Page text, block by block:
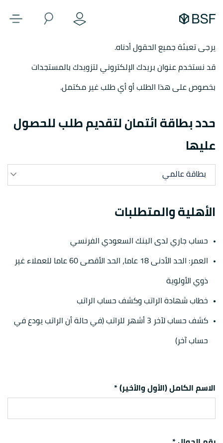
يرجى تعبئة جميع الحقول أدناه.
قد نستخدم عنوان بريدك الإلكتروني لتزويدك بالمستجدات
بخصوص على هذا الطلب أو أي طلب غير مكتمل.
حدد بطاقة ائتمان لتقديم طلب للحصول
عليها
بطاقة عالمي
الأهلية والمتطلبات
حساب جاري لدى البنك السعودي الفرنسي
العمر: الحد الأدنى 18 عاما، الحد الأقصى 60 عاما للعملاء غير
ذوي الأولوية
خطاب شهادة الراتب وكشف حساب الراتب
كشف حساب لآخر 3 أشهر للراتب (في حالة أن الراتب يودع في
حساب آخر)
الاسم الكامل (الأول والأخير) *